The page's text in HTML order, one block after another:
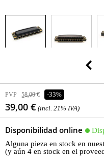
PVP 58,00 € -33%
39,00 € (incl. 21% IVA)
Disponibilidad online
Alguna pieza en stock en
(y aún 4 en stock en el